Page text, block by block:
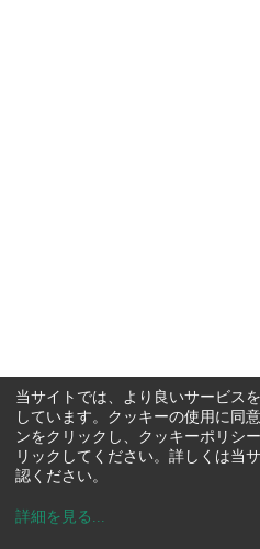
当サイトでは、より良いサービス
しています。クッキーの使用に同
ンをクリックし、クッキーポリシ
リックしてください。詳しくは当
認ください。
詳細を見る ...